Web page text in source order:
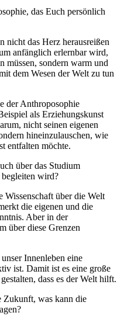
das Euch persönlich
nicht das Herz herausreißen
anfänglich erlernbar wird,
müssen, sondern warm und
dem Wesen der Welt zu tun
der Anthroposophie
als Erziehungskunst
nicht seinen eigenen
hineinzulauschen, wie
entfalten möchte.
über das Studium
wird?
über die Welt
die eigenen und die
Aber in der
über diese Grenzen
Innenleben eine
ist. Damit ist es eine große
dass es der Welt hilft.
Zukunft, was kann die